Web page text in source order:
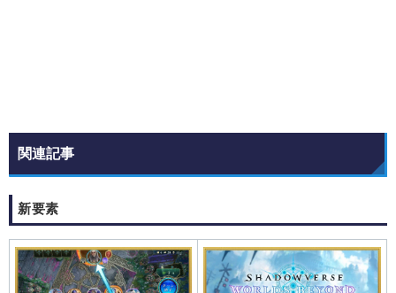
関連記事
新要素